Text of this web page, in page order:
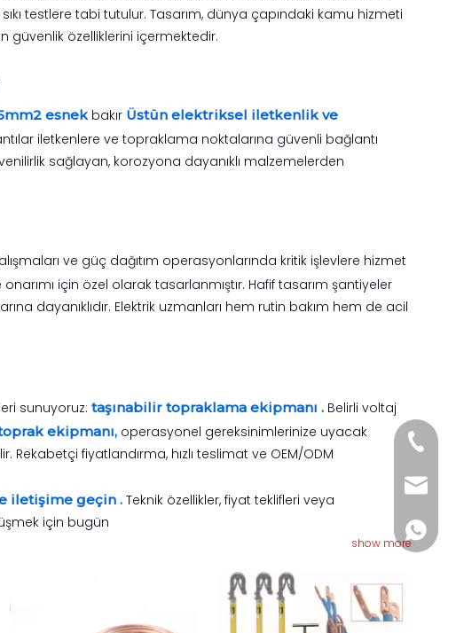
testlere tabi tutulur. Tasarım, dünya çapındaki kamu hizmeti
güvenlik özelliklerini içermektedir.
esnek bakır Üstün elektriksel iletkenlik ve
iletkenlere ve topraklama noktalarına güvenli bağlantı
sağlayan, korozyona dayanıklı malzemelerden
ve güç dağıtım operasyonlarında kritik işlevlere hizmet
için özel olarak tasarlanmıştır. Hafif tasarım şantiyeler
dayanıklıdır. Elektrik uzmanları hem rutin bakım hem de acil
sunuyoruz: taşınabilir topraklama ekipmanı . Belirli voltaj
ekipmanı, operasyonel gereksinimlerinize uyacak
Rekabetçi fiyatlandırma, hızlı teslimat ve OEM/ODM
iletişime geçin . Teknik özellikler, fiyat teklifleri veya
için bugün
show more
+86-
+86-